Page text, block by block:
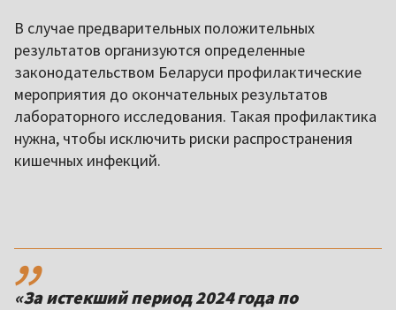
В случае предварительных положительных
результатов организуются определенные
законодательством Беларуси профилактические
мероприятия до окончательных результатов
лабораторного исследования. Такая профилактика
нужна, чтобы исключить риски распространения
кишечных инфекций.
,,
«За истекший период 2024 года по